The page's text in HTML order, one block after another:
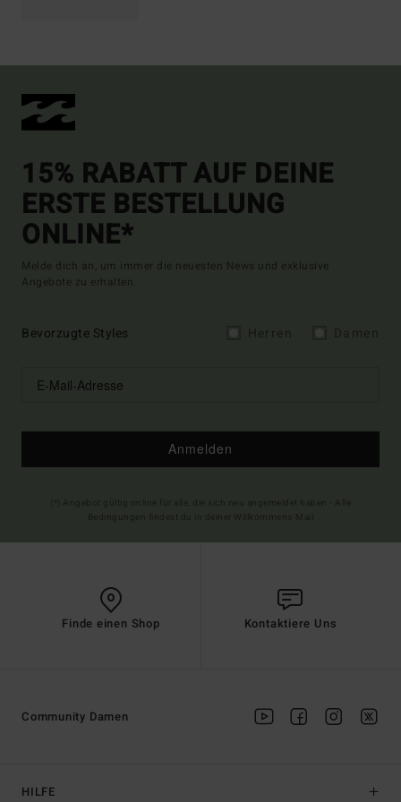
15% RABATT AUF DEINE
ERSTE BESTELLUNG
ONLINE*
Melde dich an, um immer die neuesten News und exklusive
Angebote zu erhalten.
Bevorzugte Styles
Anmelden
Finde einen Shop Kontaktiere Uns
HILFE
Community Damen